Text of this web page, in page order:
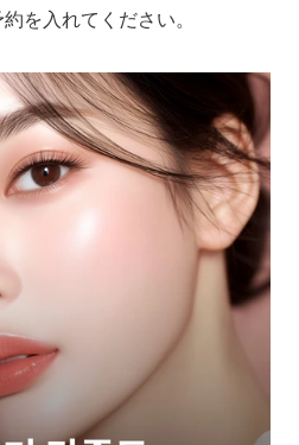
を入れてください。